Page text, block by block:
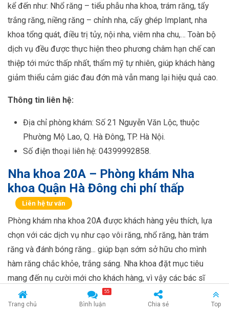
kể đến như: Nhổ răng – tiểu phẫu nha khoa, trám răng, tẩy
trắng răng, niềng răng – chỉnh nha, cấy ghép Implant, nha
khoa tổng quát, điều trị tủy, nội nha, viêm nha chu,… Toàn bộ
dịch vụ đều được thực hiện theo phương châm hạn chế can
thiệp tới mức thấp nhất, thẩm mỹ tự nhiên, giúp khách hàng
giảm thiểu cảm giác đau đớn mà vẫn mang lại hiệu quả cao.
Thông tin liên hệ:
Địa chỉ phòng khám: Số 21 Nguyễn Văn Lộc, thuộc
Phường Mộ Lao, Q. Hà Đông, TP. Hà Nội.
Số điện thoại liên hệ: 04399992858.
Nha khoa 20A – Phòng khám Nha
khoa Quận Hà Đông chi phí thấp
Liên hệ tư vấn
Phòng khám nha khoa 20A được khách hàng yêu thích, lựa
chọn với các dịch vụ như cạo vôi răng, nhổ răng, hàn trám
răng và đánh bóng răng... giúp bạn sớm sở hữu cho mình
hàm răng chắc khỏe, trắng sáng. Nha khoa đặt mục tiêu
mang đến nụ cười mới cho khách hàng, vì vậy các bác sĩ
luôn giải thích tận tình, cặn kẽ về phác đồ điều trị cho từng
trường hợp, các phương pháp điều trị, ưu - khuyết điểm của
Trang chủ Bình luận
55
Chia sẻ Top